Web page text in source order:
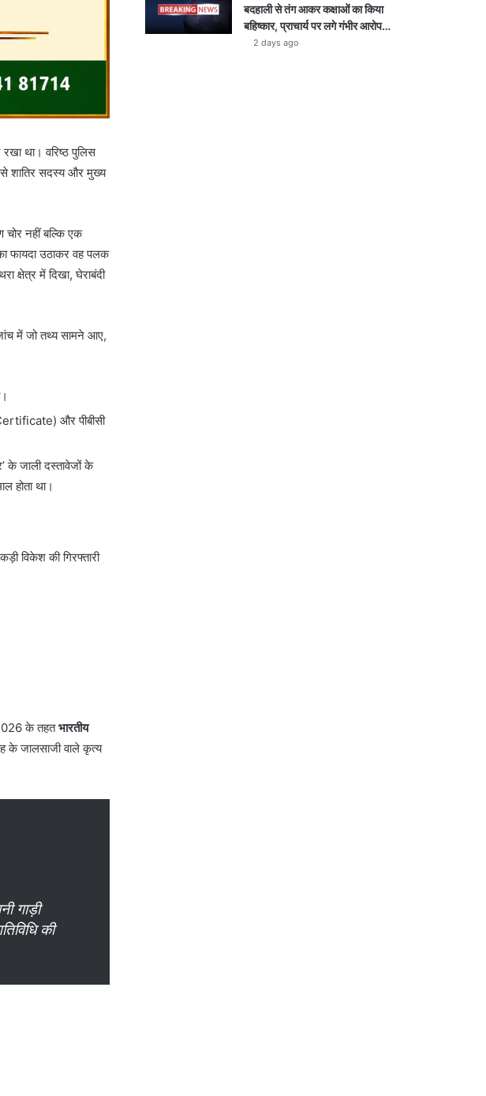
था। वरिष्ठ पुलिस
शातिर सदस्य और मुख्य
चोर नहीं बल्कि एक
फायदा उठाकर वह पलक
क्षेत्र में दिखा, घेराबंदी
में जो तथ्य सामने आए,
और पीबीसी
के जाली दस्तावेजों के
होता था।
विकेश की गिरफ्तारी
के तहतभारतीय
के जालसाजी वाले कृत्य
गाड़ी
की
बदहाली से तंग आकर कक्षाओं का किया
बहिष्कार, प्राचार्य पर लगे गंभीर आरोप…
2 days ago